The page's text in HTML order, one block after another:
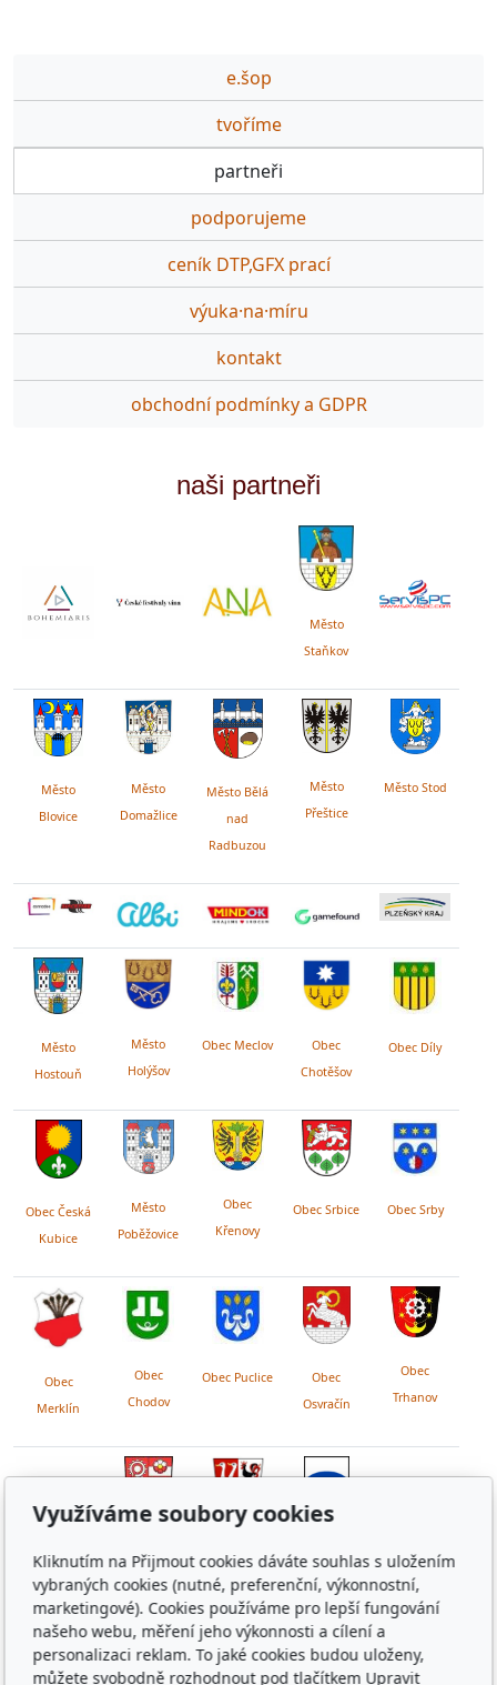
e.šop
tvoříme
partneři
podporujeme
ceník DTP,GFX prací
výuka·na·míru
kontakt
obchodní podmínky a GDPR
naši partneři
Město
Staňkov
Město
Blovice
Město
Domažlice
Město Bělá
nad
Radbuzou
Město
Přeštice
Město Stod
Město
Hostouň
Město
Holýšov
Obec Meclov
Obec
Chotěšov
Obec Díly
Obec Česká
Kubice
Město
Poběžovice
Obec
Křenovy
Obec Srbice Obec Srby
Obec
Merklín
Obec
Chodov
Obec Puclice
Obec
Osvračín
Obec
Trhanov
Čečovice
Lužany
FACEBOOK OBCE POHÁDKOVÉ
Využíváme soubory cookies
Kliknutím na Přijmout cookies dáváte souhlas s uložením
vybraných cookies (nutné, preferenční, výkonnostní,
marketingové). Cookies používáme pro lepší fungování
našeho webu, měření jeho výkonnosti a cílení a
personalizaci reklam. To jaké cookies budou uloženy,
můžete svobodně rozhodnout pod tlačítkem Upravit